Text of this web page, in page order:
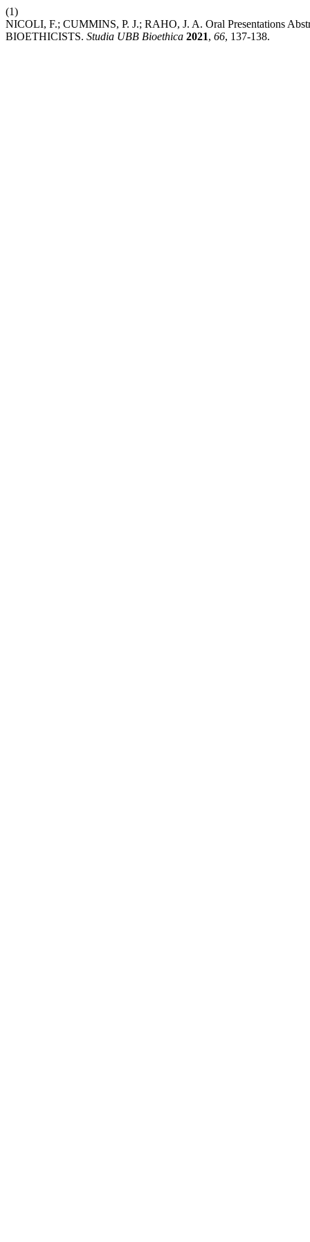
(1)
NICOLI, F.; CUMMINS, P. J.; RAHO, J. A. Oral Presentations
BIOETHICISTS. Studia UBB Bioethica 2021, 66, 137-138.